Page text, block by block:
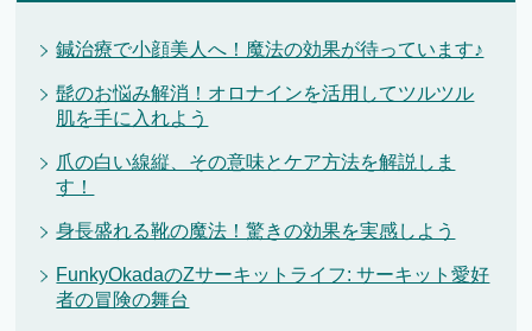
鍼治療で小顔美人へ！魔法の効果が待っています♪
髭のお悩み解消！オロナインを活用してツルツル
肌を手に入れよう
爪の白い線縦、その意味とケア方法を解説しま
す！
身長盛れる靴の魔法！驚きの効果を実感しよう
FunkyOkadaのZサーキットライフ: サーキット愛好
者の冒険の舞台